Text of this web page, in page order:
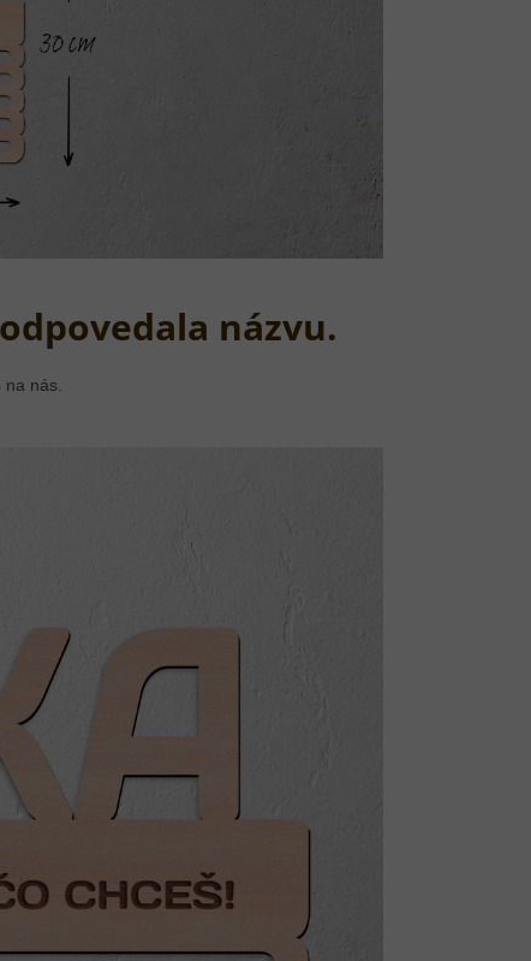
názvu.
na nás.